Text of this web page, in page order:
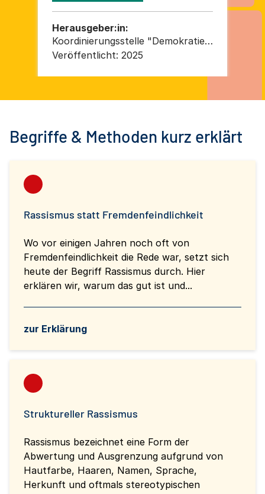
Herausgeber:in:
Koordinierungsstelle "Demokratie
und Vielfalt in der
Arbeitsgemeinschaft für Kinder-
Veröffentlicht: 2025
Begriffe & Methoden kurz erklärt
Rassismus statt Fremdenfeindlichkeit
Wo vor einigen Jahren noch oft von
Fremdenfeindlichkeit die Rede war, setzt sich
heute der Begriff Rassismus durch. Hier
erklären wir, warum das gut ist und...
zur Erklärung
Struktureller Rassismus
Rassismus bezeichnet eine Form der
Abwertung und Ausgrenzung aufgrund von
Hautfarbe, Haaren, Namen, Sprache,
Herkunft und oftmals stereotypischen